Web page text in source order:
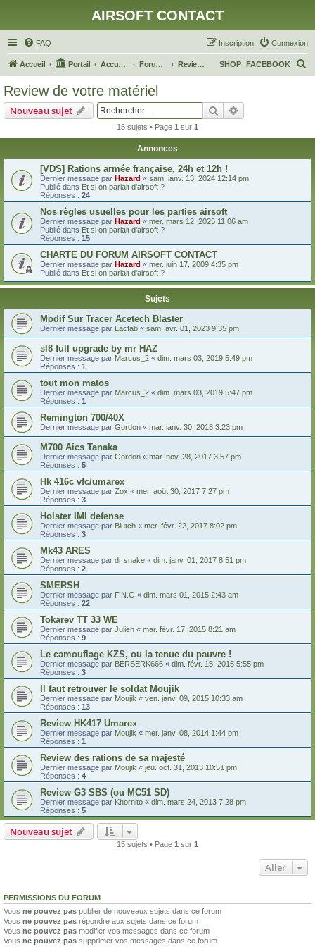
AIRSOFT CONTACT
FAQ Connexion
Inscription
Accueil Portail Accueil du forum Forum Général Review de votre matériel FACEBOOK
SHOP
Review de votre matériel
Nouveau sujet Rechercher
15 sujets • Page 1 sur 1
Annonces
[VDS] Rations armée française, 24h et 12h !
Dernier message par Hazard « sam. janv. 13, 2024 12:14 pm
Publié dans Et si on parlait d'airsoft ?
Réponses : 24
Nos règles usuelles pour les parties airsoft
Dernier message par Hazard « mer. mars 12, 2025 11:06 am
Publié dans Et si on parlait d'airsoft ?
Réponses : 15
CHARTE DU FORUM AIRSOFT CONTACT
Dernier message par Hazard « mer. juin 17, 2009 4:35 pm
Publié dans Et si on parlait d'airsoft ?
Sujets
Modif Sur Tracer Acetech Blaster
Dernier message par Lacfab « sam. avr. 01, 2023 9:35 pm
sl8 full upgrade by mr HAZ
Dernier message par Marcus_2 « dim. mars 03, 2019 5:49 pm
Réponses : 1
tout mon matos
Dernier message par Marcus_2 « dim. mars 03, 2019 5:47 pm
Réponses : 1
Remington 700/40X
Dernier message par Gordon « mar. janv. 30, 2018 3:23 pm
M700 Aics Tanaka
Dernier message par Gordon « mar. nov. 28, 2017 3:57 pm
Réponses : 5
Hk 416c vfc/umarex
Dernier message par Zox « mer. août 30, 2017 7:27 pm
Réponses : 3
Holster IMI defense
Dernier message par Blutch « mer. févr. 22, 2017 8:02 pm
Réponses : 3
Mk43 ARES
Dernier message par dr snake « dim. janv. 01, 2017 8:51 pm
Réponses : 2
SMERSH
Dernier message par F.N.G « dim. mars 01, 2015 2:43 am
Réponses : 22
Tokarev TT 33 WE
Dernier message par Julien « mar. févr. 17, 2015 8:21 am
Réponses : 9
Le camouflage KZS, ou la tenue du pauvre !
Dernier message par BERSERK666 « dim. févr. 15, 2015 5:55 pm
Réponses : 3
Il faut retrouver le soldat Moujik
Dernier message par Moujik « ven. janv. 09, 2015 10:33 am
Réponses : 13
Review HK417 Umarex
Dernier message par Moujik « mer. janv. 08, 2014 1:44 pm
Réponses : 1
Review des rations de sa majesté
Dernier message par Moujik « jeu. oct. 31, 2013 10:51 pm
Réponses : 4
Review G3 SBS (ou MC51 SD)
Dernier message par Khornito « dim. mars 24, 2013 7:28 pm
Réponses : 5
Nouveau sujet
15 sujets • Page 1 sur 1
Aller
PERMISSIONS DU FORUM
Vous ne pouvez pas publier de nouveaux sujets dans ce forum
Vous ne pouvez pas répondre aux sujets dans ce forum
Vous ne pouvez pas modifier vos messages dans ce forum
Vous ne pouvez pas supprimer vos messages dans ce forum